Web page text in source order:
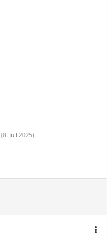
(8. Juli 2025)